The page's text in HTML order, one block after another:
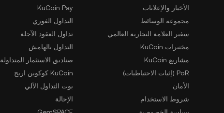
الأخبار والإعلانات
مجموعة الوسائط
سفير العلامة التجارية العالمي
مختبرات KuCoin
مشاريع KuCoin
PoR (إثبات الاحتياطيات)
الأمان
شروط الاستخدام
KuCoin Pay
التداول الفوري
تداول العقود الآجلة
التداول بالهامش
صناديق الاستثمار المتداولة
KuCoin كوكوين اربح
بوت التداول الآلي
الإحالة